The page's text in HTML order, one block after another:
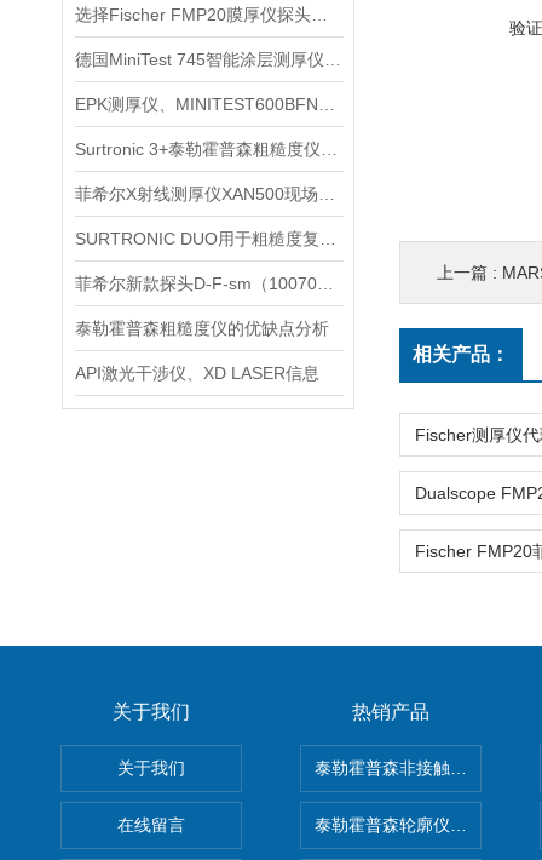
泰勒霍普森粗糙度仪的优缺点分析
API激光干涉仪、XD LASER信息
验
上一篇 :
相关产品：
关于我们
关于我们
在线留言
热销产品
泰勒霍普森非接触式轮廓仪
泰勒霍普森轮廓仪|TAYLOR